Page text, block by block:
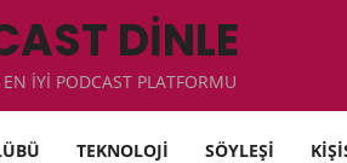
DİNLE
İYİ PODCAST PLATFORMU
TEKNOLOJİ SÖYLEŞİ